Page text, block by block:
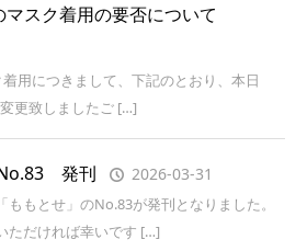
スク着用の要否について
用につきまして、下記のとおり、本日
更致しましたご […]
発刊 2026-03-31
もとせ」のNo.83が発刊となりました。
ただければ幸いです […]